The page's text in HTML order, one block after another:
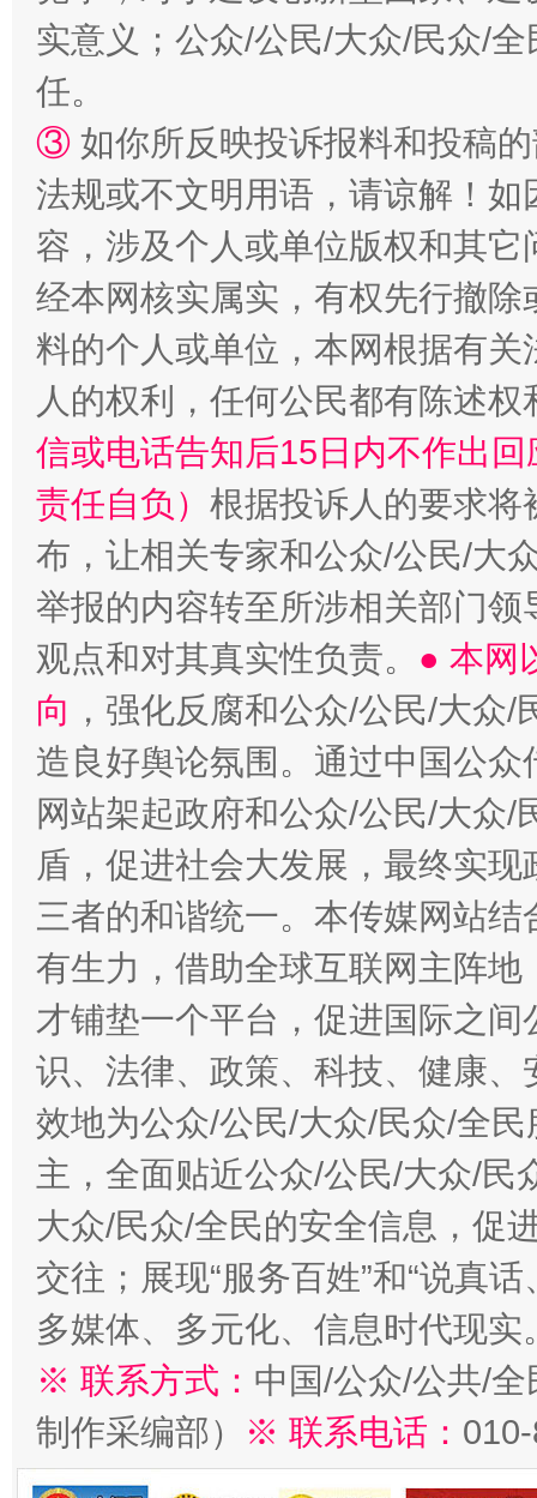
实意义；公众/公民/大众/民众/
任。
③ 如你所反映投诉报料和投稿
法规或不文明用语，请谅解！
容，涉及个人或单位版权和其它
经本网核实属实，有权先行撤
料的个人或单位，本网根据有
人的权利，任何公民都有陈述
信或电话告知后15日内不作出
责任自负） 根据投诉人的要求将
布，让相关专家和公众/公民/大
举报的内容转至所涉相关部门
观点和对其真实性负责。 ● 本网
向 ，强化反腐和公众/公民/大众
造良好舆论氛围。通过中国公
网站架起政府和公众/公民/大众
盾，促进社会大发展，最终实
三者的和谐统一。本传媒网站
有生力，借助全球互联网主阵
才铺垫一个平台，促进国际之
识、法律、政策、科技、健康
效地为公众/公民/大众/民众/全
主，全面贴近公众/公民/大众/民
大众/民众/全民的安全信息，促
交往；展现“服务百姓”和“说真
多媒体、多元化、信息时代现实
※ 联系方式： 中国/公众/公共/
制作采编部）
※ 联系电话：